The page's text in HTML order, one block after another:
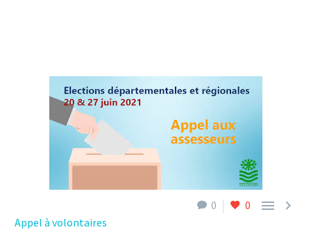
0 0  
Appel à volontaires